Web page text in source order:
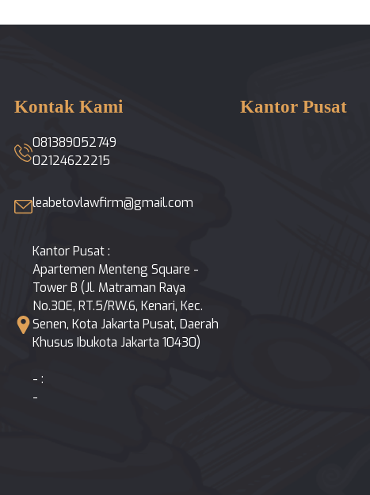
Kontak Kami
081389052749
02124622215
leabetovlawfirm@gmail.com
Kantor Pusat :
Apartemen Menteng Square -
Tower B (Jl. Matraman Raya
No.30E, RT.5/RW.6, Kenari, Kec.
Senen, Kota Jakarta Pusat, Daerah
Khusus Ibukota Jakarta 10430)
- :
-
Kantor Pusat